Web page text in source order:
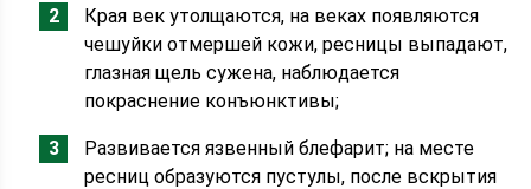
Края век утолщаются, на веках появляются
чешуйки отмершей кожи, ресницы выпадают,
глазная щель сужена, наблюдается
покраснение конъюнктивы;
Развивается язвенный блефарит; на месте
ресниц образуются пустулы, после вскрытия